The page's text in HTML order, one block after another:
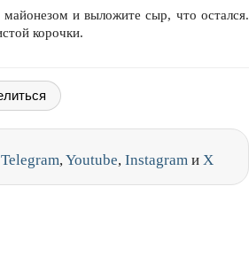
и выложите сыр, что остался.
корочки.
Telegram,Youtube, Instagramи X